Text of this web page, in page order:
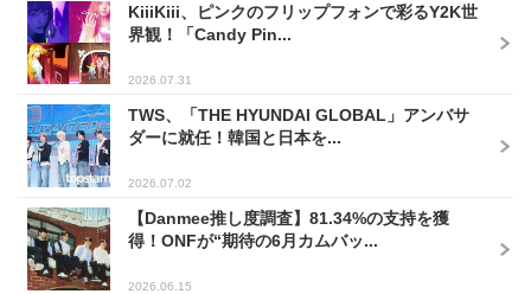
KiiiKiii、ピンクのフリップフォンで彩るY2K世
界観！「Candy Pin...
2026.07.31
TWS、「THE HYUNDAI GLOBAL」アンバサ
ダーに就任！韓国と日本を...
2026.07.02
【Danmee推し度調査】81.34%の支持を獲
得！ONFが“期待の6月カムバッ...
2026.06.15